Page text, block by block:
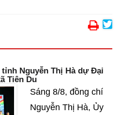
Nguyễn Thị Hà dự Đại
Tiên Du
Sáng 8/8, đồng chí
Nguyễn Thị Hà, Ủy